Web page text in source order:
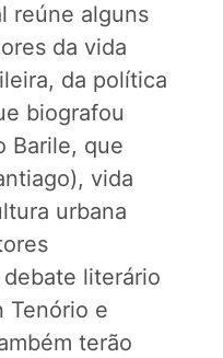
reúne alguns
da vida
da política
biografou
Barile, que
vida
urbana
literário
Tenório e
terão